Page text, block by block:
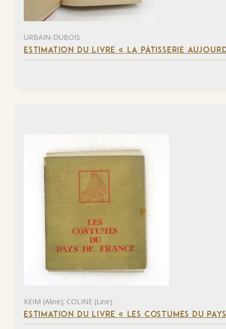
URBAIN-DUBOIS
ESTIMATION DU LIVRE « LA PÂTISSERIE
KEIM (Aline); COLINE (Line)
ESTIMATION DU LIVRE « LES COSTUMES DU